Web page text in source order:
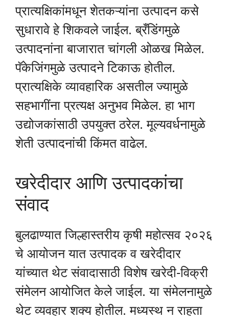
प्रात्यक्षिकांमधून शेतकऱ्यांना उत्पादन कसे
सुधारावे हे शिकवले जाईल. ब्रँडिंगमुळे
उत्पादनांना बाजारात चांगली ओळख मिळेल.
पॅकेजिंगमुळे उत्पादने टिकाऊ होतील.
प्रात्यक्षिके व्यावहारिक असतील ज्यामुळे
सहभागींना प्रत्यक्ष अनुभव मिळेल. हा भाग
उद्योजकांसाठी उपयुक्त ठरेल. मूल्यवर्धनामुळे
शेती उत्पादनांची किंमत वाढेल.
खरेदीदार आणि उत्पादकांचा
संवाद
बुलढाण्यात जिल्हास्तरीय कृषी महोत्सव २०२६
चे आयोजन यात उत्पादक व खरेदीदार
यांच्यात थेट संवादासाठी विशेष खरेदी-विक्री
संमेलन आयोजित केले जाईल. या संमेलनामुळे
थेट व्यवहार शक्य होतील. मध्यस्थ न राहता